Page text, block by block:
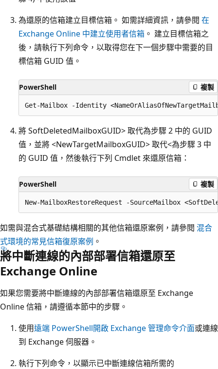
為還原的信箱建立目標信箱。 如需詳細資訊，請參閱 在
Exchange Online 中建立使用者信箱 。 建立目標信箱之
後，請執行下列命令，以取得您在下一個步驟中需要的目
標信箱 GUID 值。
PowerShell 複製
將 SoftDeletedMailboxGUID> 取代為步驟 2 中的 GUID
值，並將 <NewTargetMailboxGUID> 取代<為步驟 3 中
的 GUID 值，然後執行下列 Cmdlet 來還原信箱：
PowerShell 複製
如需與混合式基礎結構相關的其他信箱還原案例，請參閱 混合
式環境的常見信箱復原案例 。
將中斷連線的內部部署信箱還原至
Exchange Online
如果您需要將中斷連線的內部部署信箱還原至 Exchange
Online 信箱，請遵循本節中的步驟。
使用遠端 PowerShell開啟 Exchange 管理命令介面或連線
到 Exchange 伺服器。
執行下列命令，以顯示已中斷連線信箱所需的